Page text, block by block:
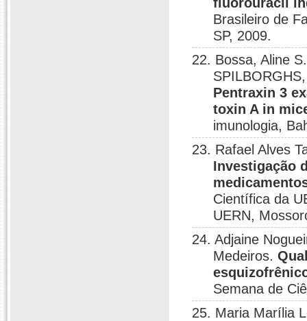
Brasileiro de
SP, 2009.
22. Bossa, Aline
Pentraxin 3
toxin A in
imunologia,
23. Rafael Alves
Investigação
Científica da
UERN,
24. Adjaine
Medeiros.
Semana de
25. Maria Marília